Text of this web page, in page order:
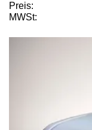
Preis:
MWSt: